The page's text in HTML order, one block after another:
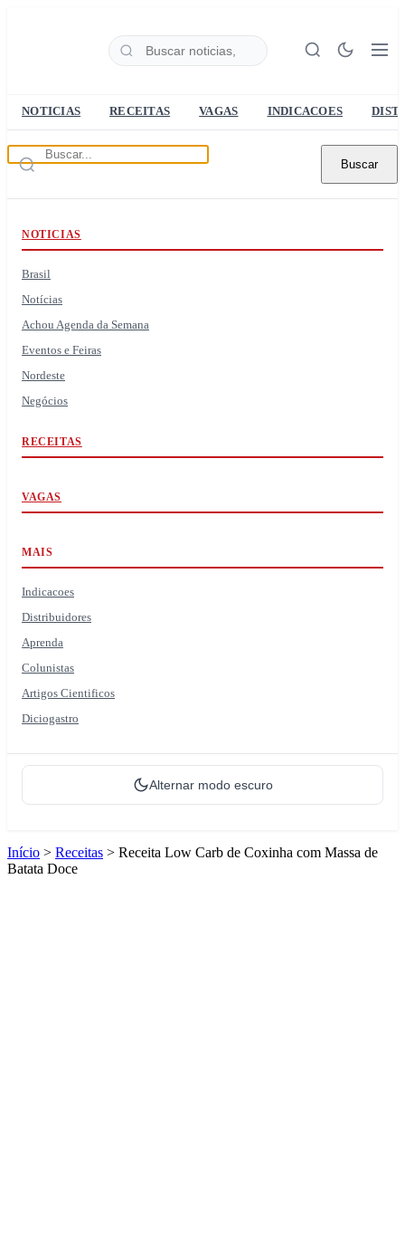
NOTICIAS RECEITAS VAGAS INDICACOES
Buscar
NOTICIAS
Brasil
Notícias
Achou Agenda da Semana
Eventos e Feiras
Nordeste
Negócios
RECEITAS
VAGAS
MAIS
Indicacoes
Distribuidores
Aprenda
Colunistas
Artigos Cientificos
Diciogastro
Alternar modo escuro
Início > Receitas > Receita Low Carb de Coxinha com Massa de
Batata Doce